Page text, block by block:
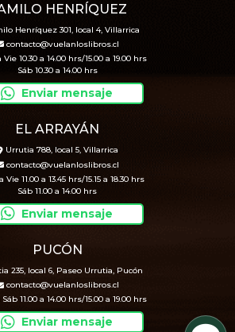
HENRÍQUEZ
Henríquez 301, local 4, Villarrica
contacto@vuelanloslibros.cl
10.30 a 14.00 hrs/15.00 a 19.00 hrs
Sáb 10.30 a 14.00 hrs
Enviar mensaje
EL ARRAYÁN
Urrutia 788, local 5, Villarrica
contacto@vuelanloslibros.cl
11.00 a 13.45 hrs/15.15 a 18.30 hrs
Sáb 11.00 a 14.00 hrs
Enviar mensaje
PUCÓN
235, local 6, Paseo Urrutia, Pucón
contacto@vuelanloslibros.cl
11.00 a 14.00 hrs/15.00 a 19.00 hrs
Enviar mensaje